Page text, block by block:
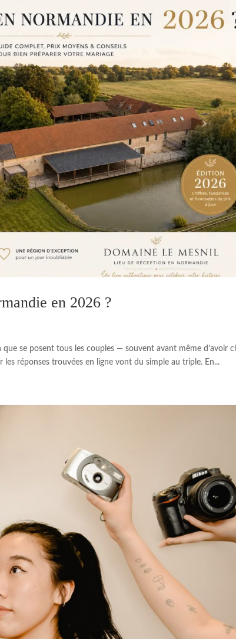
en 2026 ?
se posent tous les couples — souvent avant même d’avoir
les réponses trouvées en ligne vont du simple au triple. En...